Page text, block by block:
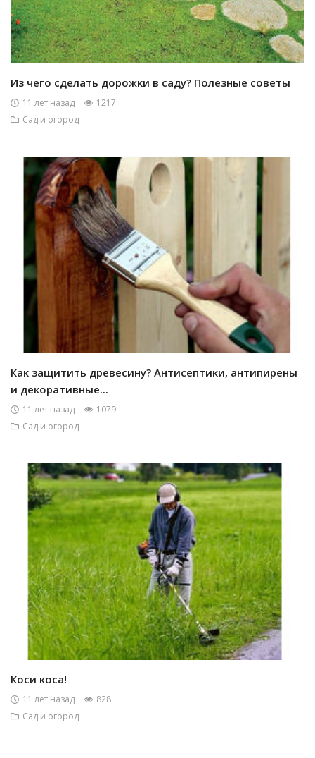
Из чего сделать дорожки в саду? Полезные советы
11 лет назад
1217
Сад и огород
Как защитить древесину? Антисептики, антипирены
и декоративные...
11 лет назад
1079
Сад и огород
Коси коса!
11 лет назад
828
Сад и огород